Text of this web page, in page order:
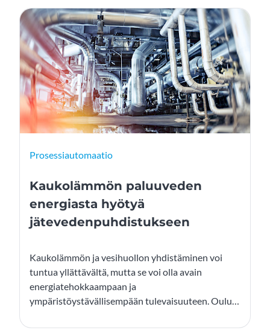
voimin.
Prosessiautomaatio
Kaukolämmön paluuveden
energiasta hyötyä
jätevedenpuhdistukseen
Kaukolämmön ja vesihuollon yhdistäminen voi
tuntua yllättävältä, mutta se voi olla avain
energiatehokkaampaan ja
ympäristöystävällisempään tulevaisuuteen. Oulun
kuinka kaukolämmön paluuvedellä voidaan nostaa